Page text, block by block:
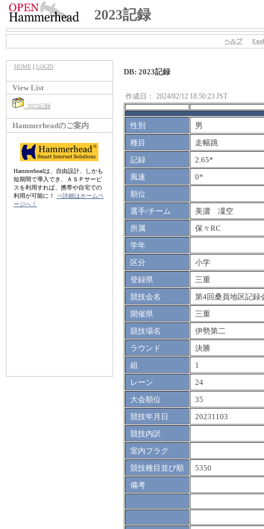
2023記録
ヘルプ
HOME| LOGIN
View List
2023記録
Hammerheadのご案内
Hammerheadは、自由設計、しかも
短期間で導入でき、ＡＳＰサービ
スを利用すれば、携帯や自宅での
利用が可能に！
⇒詳細はホームペ
ージへ！
DB: 2023記録
作成日： 2024/02/12 18:50:23 JST
性別
男
種目
走幅跳
記録
2.65*
風速
0*
順位
選手/チーム
美濃 凜空
所属
保々RC
学年
区分
小学
登録県
三重
競技会名
第4回桑員地区記録
開催県
三重
競技場名
伊勢第二
ラウンド
決勝
組
1
レーン
24
大会順位
35
競技年月日
20231103
競技内訳
室内フラグ
競技種目並び順
5350
備考